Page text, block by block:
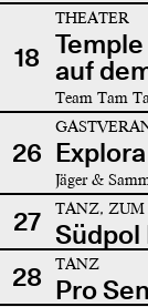
18
THEATER
auf
Team Tam
26 Explora
Jäger &
27 TANZ,
Südpol
28
TANZ
Pro